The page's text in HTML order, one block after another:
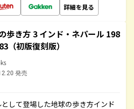
詳細を見る
歩き方 3 インド・ネパール 198
（初版復刻版）
発売
して登場した地球の歩き方インド